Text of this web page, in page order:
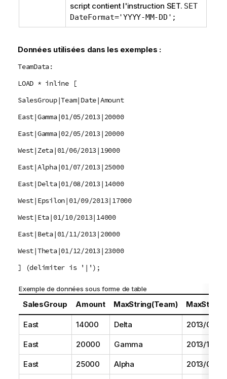
script contient l'instruction SET. SET
DateFormat='YYYY-MM-DD';
Données utilisées dans les exemples :
TeamData:
LOAD * inline [
SalesGroup|Team|Date|Amount
East|Gamma|01/05/2013|20000
East|Gamma|02/05/2013|20000
West|Zeta|01/06/2013|19000
East|Alpha|01/07/2013|25000
East|Delta|01/08/2013|14000
West|Epsilon|01/09/2013|17000
West|Eta|01/10/2013|14000
East|Beta|01/11/2013|20000
West|Theta|01/12/2013|23000
] (delimiter is '|');
Exemple de données sous forme de table
SalesGroup Amount MaxString(Team)
East 14000 Delta 2013/08/01
East 20000 Gamma 2013/11/01
East 25000 Alpha 2013/07/01